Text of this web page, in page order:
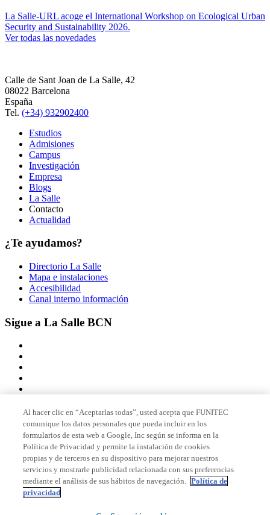
La Salle-URL acoge el International Workshop on Ecological Urban
Security and Sustainability 2026.
Ver todas las novedades
Calle de Sant Joan de La Salle, 42
08022 Barcelona
España
Tel. (+34) 932902400
Estudios
Admisiones
Campus
Investigación
Empresa
Blogs
La Salle
Contacto
Actualidad
¿Te ayudamos?
Directorio La Salle
Mapa e instalaciones
Accesibilidad
Canal interno información
Sigue a La Salle BCN
Miembro de
Acreditaciones
Al hacer clic en “Aceptarlas todas”, usted acepta que FUNITEC
comunique los datos personales que pueda incluir en los
formularios de esta web a Google, Inc según se informa en la
Política de Privacidad y permite la instalación de cookies
propias y de terceros en su dispositivo para mejorar nuestros
servicios y mostrarle publicidad relacionada con sus preferencias
mediante el análisis de sus hábitos de navegación. Política de
privacidad